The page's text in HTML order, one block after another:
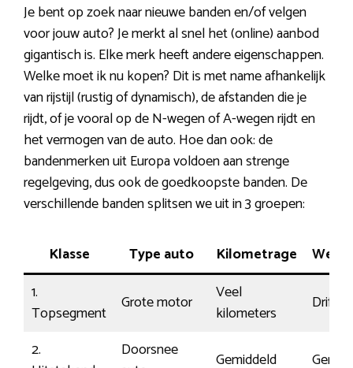
Je bent op zoek naar nieuwe banden en/of velgen
voor jouw auto? Je merkt al snel het (online) aanbod
gigantisch is. Elke merk heeft andere eigenschappen.
Welke moet ik nu kopen? Dit is met name afhankelijk
van rijstijl (rustig of dynamisch), de afstanden die je
rijdt, of je vooral op de N-wegen of A-wegen rijdt en
het vermogen van de auto. Hoe dan ook: de
bandenmerken uit Europa voldoen aan strenge
regelgeving, dus ook de goedkoopste banden. De
verschillende banden splitsen we uit in 3 groepen:
Klasse Type auto Kilometrage
1.
Topsegment
Grote motor
Veel
kilometers
Driftig
2.
Doorsnee
Gemiddeld